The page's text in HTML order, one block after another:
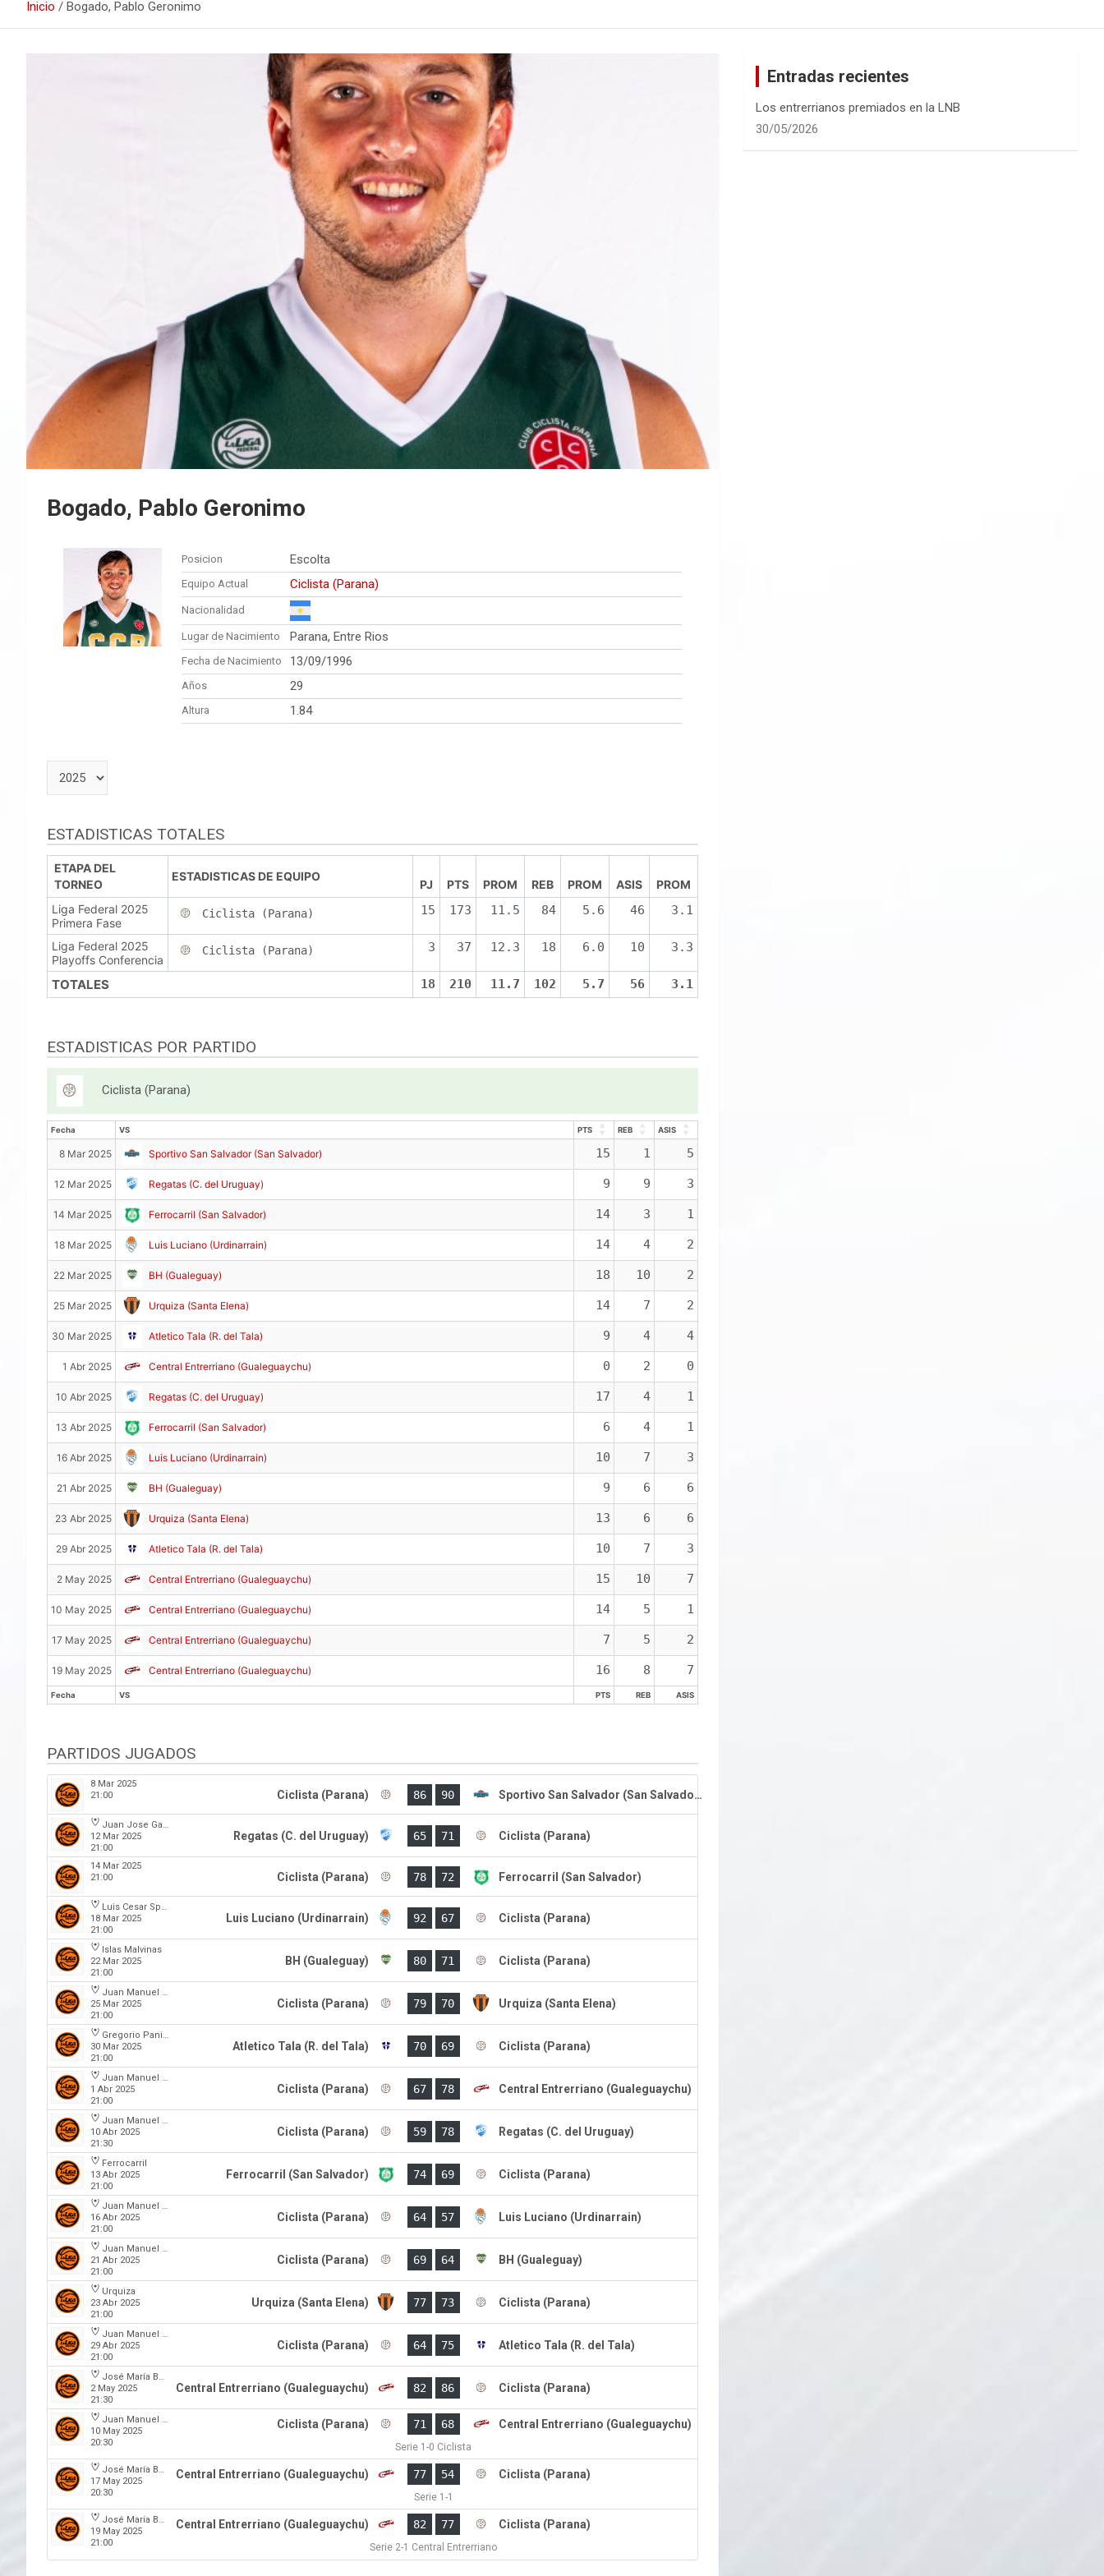
Inicio Bogado, Pablo Geronimo
Bogado, Pablo Geronimo
Posicion Escolta
Equipo Actual Ciclista (Parana)
Nacionalidad
Lugar de Nacimiento Parana, Entre Rios
Fecha de Nacimiento 13/09/1996
Años 29
Altura 1.84
ESTADISTICAS TOTALES
ETAPA DEL
TORNEO
ESTADISTICAS DE EQUIPO
PJ PTS PROM REB PROM ASIS
PROM
Liga Federal 2025
Primera Fase
Ciclista (Parana) 15 173 11.5 84 5.6 46 3.1
Liga Federal 2025
Playoffs Conferencia
Ciclista (Parana) 3 37 12.3 18 6.0 10 3.3
TOTALES 18 210 11.7 102 5.7 56 3.1
ESTADISTICAS POR PARTIDO
Ciclista (Parana)
Fecha VS PTS REB
ASIS
Fecha VS PTS REB ASIS
8 Mar 2025 Sportivo San Salvador (San Salvador) 15 1 5
12 Mar 2025 Regatas (C. del Uruguay) 9 9 3
14 Mar 2025 Ferrocarril (San Salvador) 14 3 1
18 Mar 2025 Luis Luciano (Urdinarrain) 14 4 2
22 Mar 2025 BH (Gualeguay) 18 10 2
25 Mar 2025 Urquiza (Santa Elena) 14 7 2
30 Mar 2025 Atletico Tala (R. del Tala) 9 4 4
1 Abr 2025 Central Entrerriano (Gualeguaychu) 0 2 0
10 Abr 2025 Regatas (C. del Uruguay) 17 4 1
13 Abr 2025 Ferrocarril (San Salvador) 6 4 1
16 Abr 2025 Luis Luciano (Urdinarrain) 10 7 3
21 Abr 2025 BH (Gualeguay) 9 6 6
23 Abr 2025 Urquiza (Santa Elena) 13 6 6
29 Abr 2025 Atletico Tala (R. del Tala) 10 7 3
2 May 2025 Central Entrerriano (Gualeguaychu) 15 10 7
10 May 2025 Central Entrerriano (Gualeguaychu) 14 5 1
17 May 2025 Central Entrerriano (Gualeguaychu) 7 5 2
19 May 2025 Central Entrerriano (Gualeguaychu) 16 8 7
Fecha VS PTS REB ASIS
PARTIDOS JUGADOS
8 Mar 2025
21:00
Ciclista (Parana) 86 90 Sportivo San Salvador (San Salvador)
Juan Jose Garro
12 Mar 2025
21:00
Regatas (C. del Uruguay) 65 71 Ciclista (Parana)
14 Mar 2025
21:00
Ciclista (Parana) 78 72 Ferrocarril (San Salvador)
Luis Cesar Spiazzi
18 Mar 2025
21:00
Luis Luciano (Urdinarrain) 92 67 Ciclista (Parana)
Islas Malvinas
22 Mar 2025
21:00
BH (Gualeguay) 80 71 Ciclista (Parana)
Juan Manuel A. Baglietto
25 Mar 2025
21:00
Ciclista (Parana) 79 70 Urquiza (Santa Elena)
Gregorio Panizza
30 Mar 2025
21:00
Atletico Tala (R. del Tala) 70 69 Ciclista (Parana)
Juan Manuel A. Baglietto
1 Abr 2025
21:00
Ciclista (Parana) 67 78 Central Entrerriano (Gualeguaychu)
Juan Manuel A. Baglietto
10 Abr 2025
21:30
Ciclista (Parana) 59 78 Regatas (C. del Uruguay)
Ferrocarril
13 Abr 2025
21:00
Ferrocarril (San Salvador) 74 69 Ciclista (Parana)
Juan Manuel A. Baglietto
16 Abr 2025
21:00
Ciclista (Parana) 64 57 Luis Luciano (Urdinarrain)
Juan Manuel A. Baglietto
21 Abr 2025
21:00
Ciclista (Parana) 69 64 BH (Gualeguay)
Urquiza
23 Abr 2025
21:00
Urquiza (Santa Elena) 77 73 Ciclista (Parana)
Juan Manuel A. Baglietto
29 Abr 2025
21:00
Ciclista (Parana) 64 75 Atletico Tala (R. del Tala)
José María Bertora
2 May 2025
21:30
Central Entrerriano (Gualeguaychu) 82 86 Ciclista (Parana)
Juan Manuel A. Baglietto
10 May 2025
20:30
Ciclista (Parana) 71 68 Central Entrerriano (Gualeguaychu)
Serie 1-0 Ciclista
José María Bertora
17 May 2025
20:30
Central Entrerriano (Gualeguaychu) 77 54 Ciclista (Parana)
Serie 1-1
José María Bertora
19 May 2025
21:00
Central Entrerriano (Gualeguaychu) 82 77 Ciclista (Parana)
Serie 2-1 Central Entrerriano
Entradas recientes
Los entrerrianos premiados en la LNB
30/05/2026